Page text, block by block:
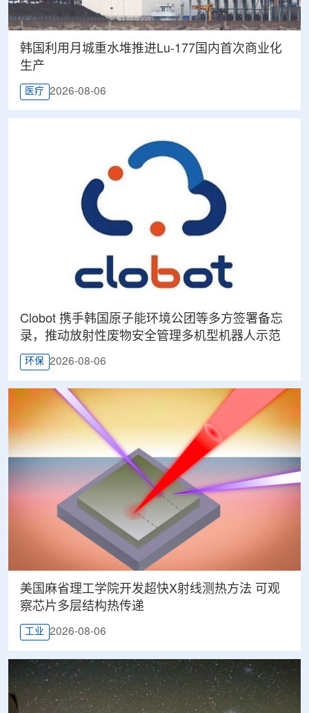
韩国利用月城重水堆推进Lu-177国内首次商业化
生产
医疗 2026-08-06
Clobot 携手韩国原子能环境公团等多方签署备忘
录，推动放射性废物安全管理多机型机器人示范
环保 2026-08-06
美国麻省理工学院开发超快X射线测热方法 可观
察芯片多层结构热传递
工业 2026-08-06